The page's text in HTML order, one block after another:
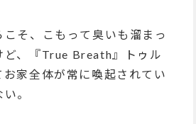
そ、こもって臭いも溜まっ
ど、『True Breath』トゥル
家全体が常に喚起されてい
。